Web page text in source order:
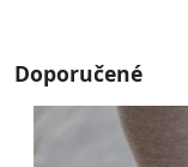
Doporučené